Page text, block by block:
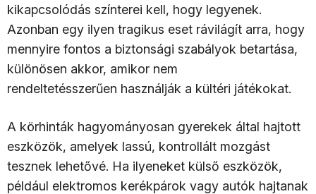
kikapcsolódás színterei kell, hogy legyenek.
Azonban egy ilyen tragikus eset rávilágít arra, hogy
mennyire fontos a biztonsági szabályok betartása,
különösen akkor, amikor nem
rendeltetésszerűen használják a kültéri játékokat.
A körhinták hagyományosan gyerekek által hajtott
eszközök, amelyek lassú, kontrollált mozgást
tesznek lehetővé. Ha ilyeneket külső eszközök,
például elektromos kerékpárok vagy autók hajtanak